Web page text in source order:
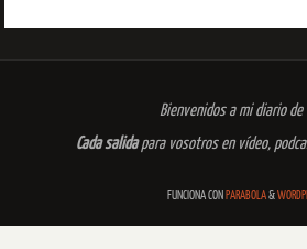
Bienvenidos a mi diario de
Cada salidapara vosotros en vídeo,
FUNCIONA CON PARABOLA&